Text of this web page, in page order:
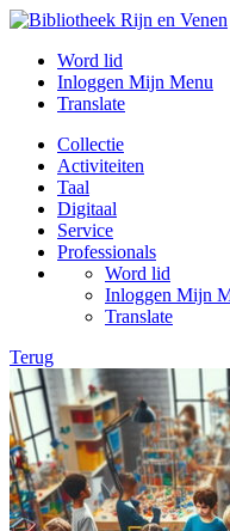
Word lid
Inloggen Mijn Menu
Translate
Collectie
Activiteiten
Taal
Digitaal
Service
Professionals
Word lid
Inloggen Mijn
Translate
Terug